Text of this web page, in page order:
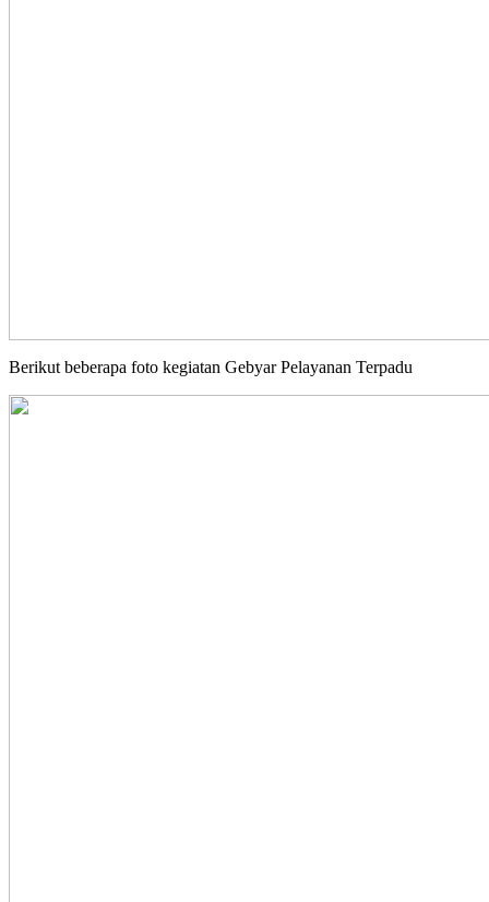
Berikut beberapa foto kegiatan Gebyar Pelayanan Terpadu